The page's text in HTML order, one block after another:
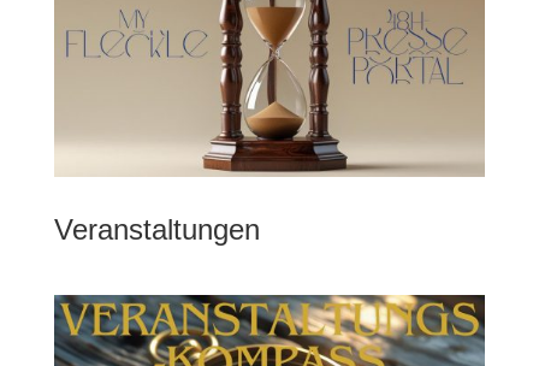
Veranstaltungen